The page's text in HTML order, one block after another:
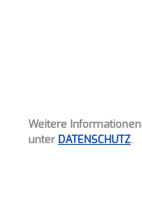
Weitere
unter DATENSCHUTZ.